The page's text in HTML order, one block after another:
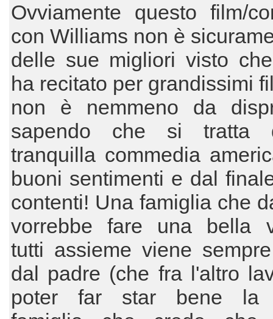
Ovviamente questo film/
con Williams non è
delle sue migliori visto
ha recitato per grandissimi
non è nemmeno da
sapendo che si tratta
tranquilla commedia
buoni sentimenti e dal
contenti! Una famiglia che
vorrebbe fare una bella
tutti assieme viene
dal padre (che fra l'altro
poter far star bene la